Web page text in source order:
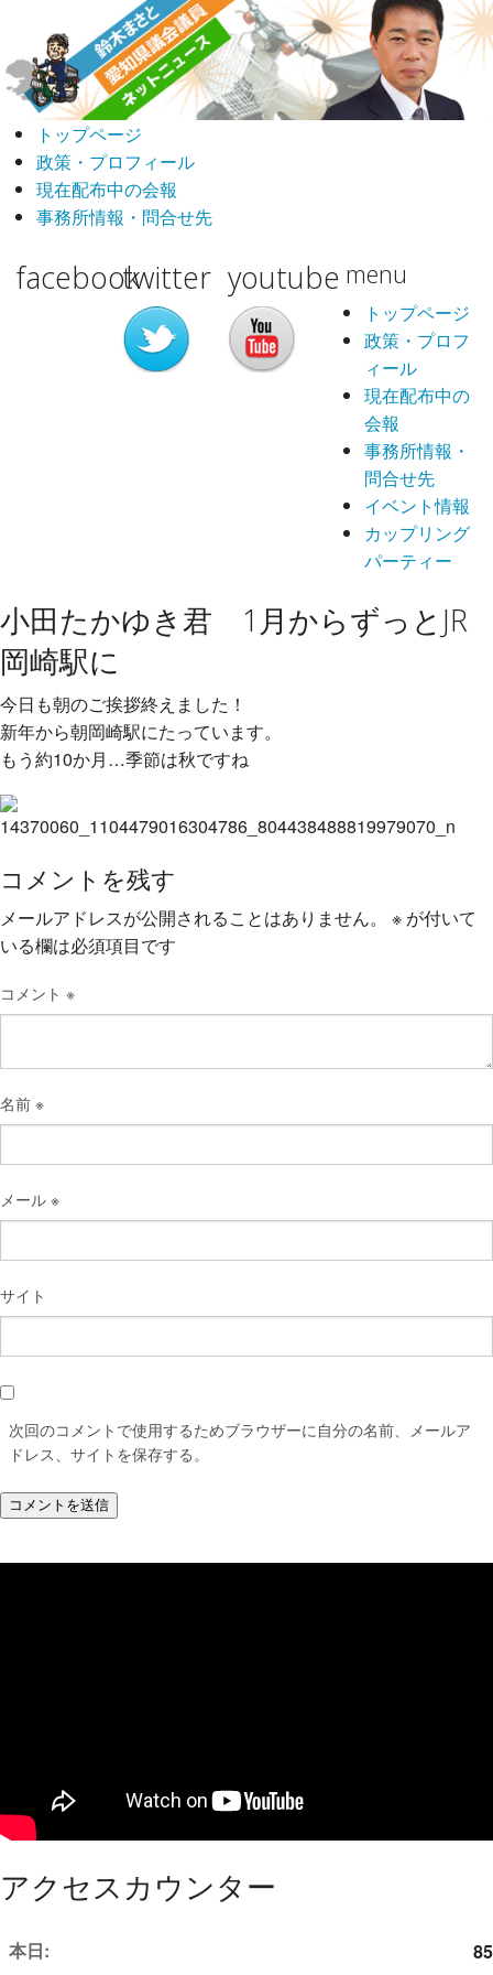
トップページ
政策・プロフィール
現在配布中の会報
事務所情報・問合せ先
facebooktwitter youtube menu
トップページ
政策・プロフ
ィール
現在配布中の
会報
事務所情報・
問合せ先
イベント情報
カップリング
パーティー
小田たかゆき君 1月からずっとJR
岡崎駅に
今日も朝のご挨拶終えました！
新年から朝岡崎駅にたっています。
もう約10か月…季節は秋ですね
コメントを残す
メールアドレスが公開されることはありません。 ※ が付いて
いる欄は必須項目です
コメント ※
名前 ※
メール ※
サイト
次回のコメントで使用するためブラウザーに自分の名前、メールア
ドレス、サイトを保存する。
アクセスカウンター
本日:
85